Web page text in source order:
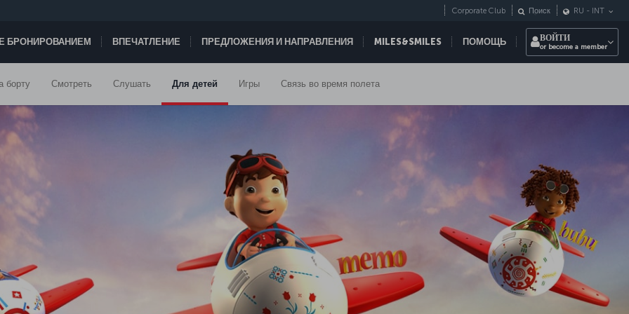
БРОНИРОВАНИЕМ ВПЕЧАТЛЕНИЕ ПРЕДЛОЖЕНИЯ И НАПРАВЛЕНИЯ MILES&SMILES ПОМОЩЬ
Corporate Club Поиск RU - INT
ВОЙТИ
or become a member
борту Смотреть Слушать Для детей Игры Связь во время полета